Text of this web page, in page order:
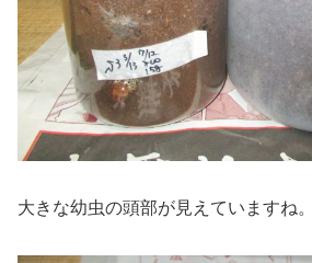
大きな幼虫の頭部が見えていますね